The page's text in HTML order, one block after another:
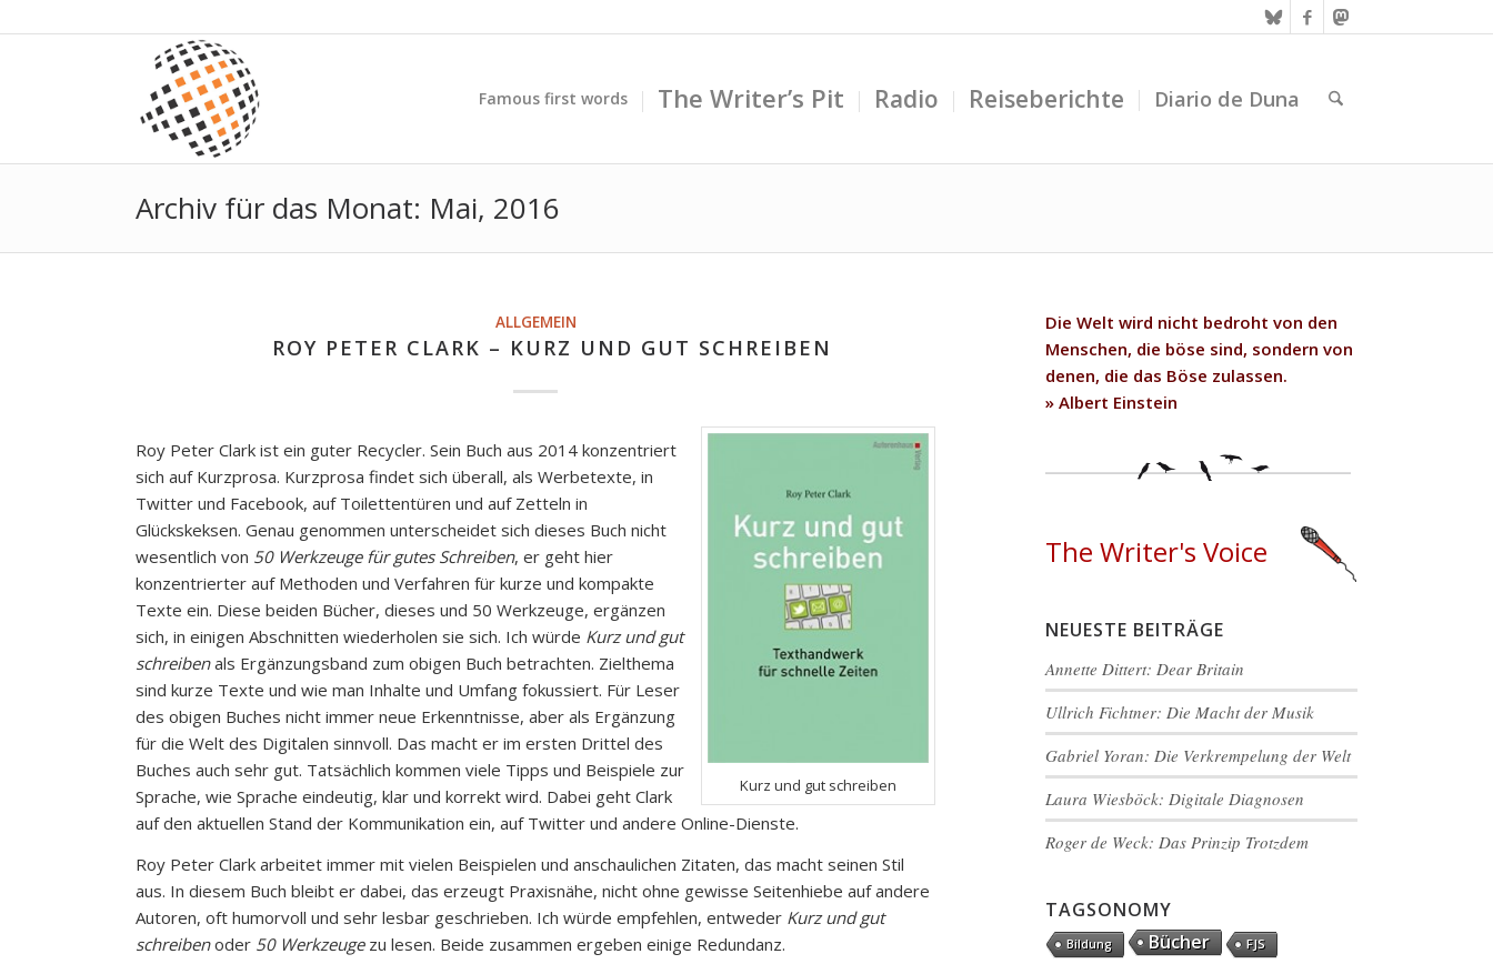
Famous first words The Writer’s Pit Radio Reiseberichte Diario de Duna
Archiv für das Monat: Mai, 2016
ALLGEMEIN
ROY PETER CLARK – KURZ UND GUT SCHREIBEN
Kurz und gut schreiben
Roy Peter Clark ist ein guter Recycler. Sein Buch aus 2014 konzentriert
sich auf Kurzprosa. Kurzprosa findet sich überall, als Werbetexte, in
Twitter und Facebook, auf Toilettentüren und auf Zetteln in
Glückskeksen. Genau genommen unterscheidet sich dieses Buch nicht
wesentlich von 50 Werkzeuge für gutes Schreiben, er geht hier
konzentrierter auf Methoden und Verfahren für kurze und kompakte
Texte ein. Diese beiden Bücher, dieses und 50 Werkzeuge, ergänzen
sich, in einigen Abschnitten wiederholen sie sich. Ich würde Kurz und gut
schreibenals Ergänzungsband zum obigen Buch betrachten. Zielthema
sind kurze Texte und wie man Inhalte und Umfang fokussiert. Für Leser
des obigen Buches nicht immer neue Erkenntnisse, aber als Ergänzung
für die Welt des Digitalen sinnvoll. Das macht er im ersten Drittel des
Buches auch sehr gut. Tatsächlich kommen viele Tipps und Beispiele zur
Sprache, wie Sprache eindeutig, klar und korrekt wird. Dabei geht Clark
auf den aktuellen Stand der Kommunikation ein, auf Twitter und andere Online-Dienste.
Roy Peter Clark arbeitet immer mit vielen Beispielen und anschaulichen Zitaten, das macht seinen Stil
aus. In diesem Buch bleibt er dabei, das erzeugt Praxisnähe, nicht ohne gewisse Seitenhiebe auf andere
Autoren, oft humorvoll und sehr lesbar geschrieben. Ich würde empfehlen, entweder Kurz und gut
schreibenoder 50 Werkzeugezu lesen. Beide zusammen ergeben einige Redundanz.
Die Welt wird nicht bedroht von den
Menschen, die böse sind, sondern von
denen, die das Böse zulassen.
» Albert Einstein
The Writer's Voice
NEUESTE BEITRÄGE
Annette Dittert: Dear Britain
Ullrich Fichtner: Die Macht der Musik
Gabriel Yoran: Die Verkrempelung der Welt
Laura Wiesböck: Digitale Diagnosen
Roger de Weck: Das Prinzip Trotzdem
TAGSONOMY
Bildung Bücher FJS